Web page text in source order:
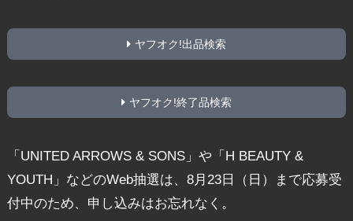
ヤフオク!出品検索
ヤフオク!終了品検索
「UNITED ARROWS & SONS」や「H BEAUTY &
YOUTH」などのWeb抽選は、8月23日（日）まで応募受
付中のため、申し込みはお忘れなく。